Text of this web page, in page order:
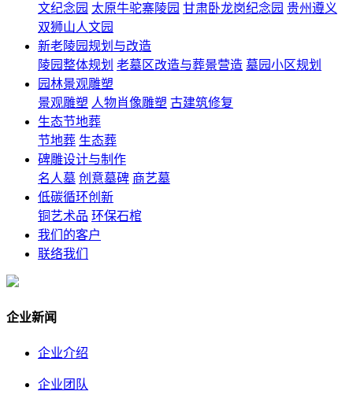
文纪念园 太原牛驼寨陵园 甘肃卧龙岗纪念园 贵州遵义
双狮山人文园
新老陵园规划与改造
陵园整体规划 老墓区改造与葬景营造 墓园小区规划
园林景观雕塑
景观雕塑 人物肖像雕塑 古建筑修复
生态节地葬
节地葬 生态葬
碑雕设计与制作
名人墓 创意墓碑 商艺墓
低碳循环创新
铜艺术品 环保石棺
我们的客户
联络我们
企业新闻
企业介绍
企业团队